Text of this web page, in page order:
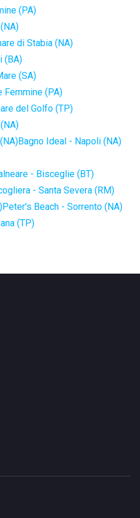
(PA)
di Stabia (NA)
(BA)
(SA)
Femmine (PA)
del Golfo (TP)
Bagno Ideal - Napoli (NA)
- Bisceglie (BT)
- Santa Severa (RM)
Peter's Beach - Sorrento (NA)
(TP)